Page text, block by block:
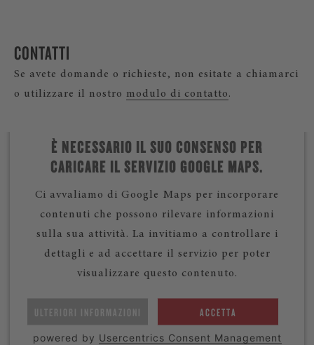
CONTATTI
Se avete domande o richieste, non esitate a chiamarci
o utilizzare il nostro modulo di contatto.
È NECESSARIO IL SUO CONSENSO PER
CARICARE IL SERVIZIO GOOGLE MAPS.
Ci avvaliamo di Google Maps per incorporare
contenuti che possono rilevare informazioni
sulla sua attività. La invitiamo a controllare i
dettagli e ad accettare il servizio per poter
visualizzare questo contenuto.
ULTERIORI INFORMAZIONI ACCETTA
powered by Usercentrics Consent Management